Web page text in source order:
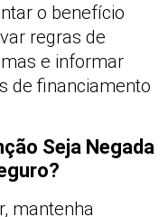
o benefício
regras de
e informar
de financiamento
Seja Negada
mantenha